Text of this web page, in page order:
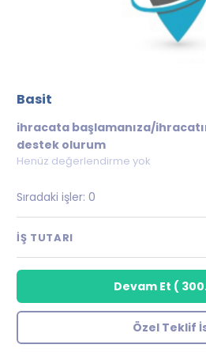
basit
ihracata başlamanıza/
destek olurum
Henüz değerlendirme yok
Sıradaki işler: 0
İŞ TUTARI
Devam Et (
Özel Teklif